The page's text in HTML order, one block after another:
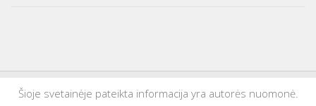
Šioje svetainėje pateikta informacija yra autorės nuomonė.